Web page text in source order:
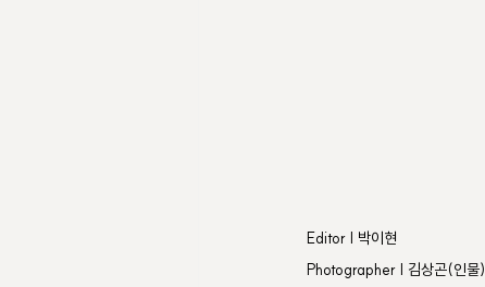
Editor | 박이현
Photographer | 김상곤(인물)